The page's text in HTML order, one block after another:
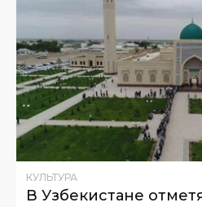
КУЛЬТУРА
В Узбекистане